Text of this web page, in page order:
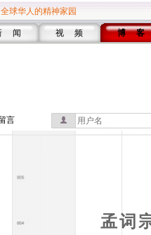
球华人的精神家园
闻 视 频 博 客
言
孟词